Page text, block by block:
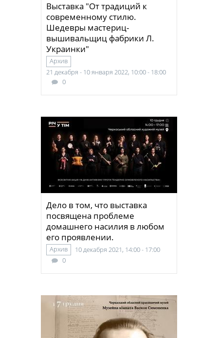
Выставка "От традиций к
современному стилю.
Шедевры мастериц-
вышивальщиц фабрики Л.
Украинки"
Архив
21 декабря - 10 января 2022, 10:00 - 18:00
0
Дело в том, что выставка
посвящена проблеме
домашнего насилия в любом
его проявлении.
Архив
10 декабря 2021, 14:00 - 17:00
0